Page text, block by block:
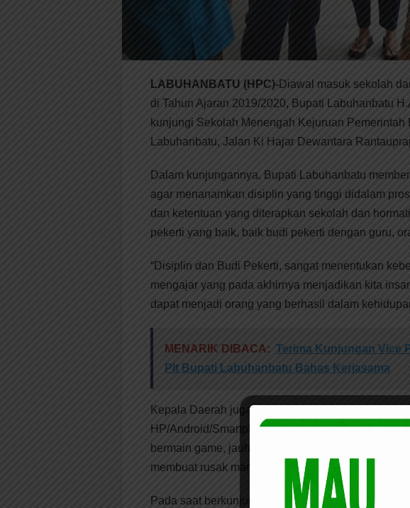
LABUHANBATU (HPC)-Diawal masuk sekolah
di Tahun Ajaran 2019/2020, Bupati Labuhanbatu
kunjungi Sekolah Menengah Kejuruan
Labuhanbatu, Jalan Ki Hajar Dewantara
Dalam kunjungannya, Bupati Labuhanbatu
agar menanamkan disiplin yang tinggi didalam
dan ketentuan yang diterapkan sekolah dan
pekerti yang baik, baik budi pekerti dengan guru,
“Disiplin dan Budi Pekerti, sangat menentukan
mengajar yang pada akhirnya menjadikan kita
dapat menjadi orang yang berhasil dalam
MENARIK DIBACA: Terima Kunjungan Vice
Plt Bupati Labuhanbatu Bahas Kerjasama
Kepala Daerah juga, meminta kepada Siswa-Siswi
HP/Android/Smartphon sebesar besarnya untuk
bermain game, jauhi dan jangan pernah berniat
membuat rusak manusia baik fisik maupun mental.
Pada saat berkunjung ke SMK Pemkab